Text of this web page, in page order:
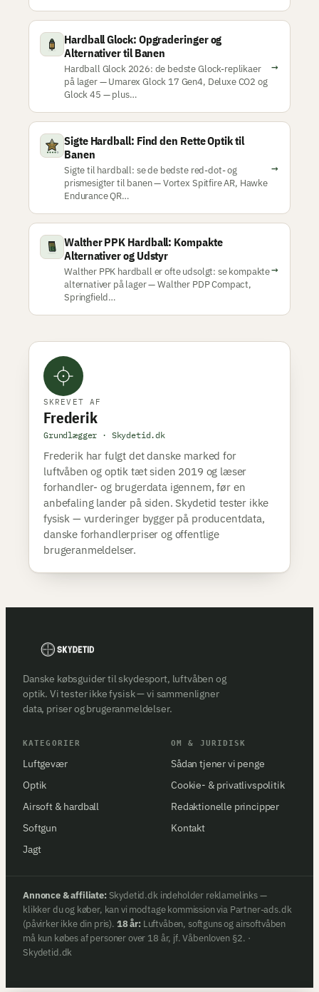
Hardball Glock: Opgraderinger og
Alternativer til Banen
Hardball Glock 2026: de bedste Glock-replikaer
på lager — Umarex Glock 17 Gen4, Deluxe CO2 og
Glock 45 — plus…
→
Sigte Hardball: Find den Rette Optik til
Banen
Sigte til hardball: se de bedste red-dot- og
prismesigter til banen — Vortex Spitfire AR, Hawke
Endurance QR…
→
Walther PPK Hardball: Kompakte
Alternativer og Udstyr
Walther PPK hardball er ofte udsolgt: se kompakte
alternativer på lager — Walther PDP Compact,
Springfield…
→
SKREVET AF
Frederik
Grundlægger · Skydetid.dk
Frederik har fulgt det danske marked for
luftvåben og optik tæt siden 2019 og læser
forhandler- og brugerdata igennem, før en
anbefaling lander på siden. Skydetid tester ikke
fysisk — vurderinger bygger på producentdata,
danske forhandlerpriser og offentlige
brugeranmeldelser.
Danske købsguider til skydesport, luftvåben og
optik. Vi tester ikke fysisk — vi sammenligner
data, priser og brugeranmeldelser.
KATEGORIER
Luftgevær
Optik
Airsoft & hardball
Softgun
Jagt
OM & JURIDISK
Sådan tjener vi penge
Cookie- & privatlivspolitik
Redaktionelle principper
Kontakt
Annonce & affiliate:Skydetid.dk indeholder reklamelinks —
klikker du og køber, kan vi modtage kommission via Partner-ads.dk
(påvirker ikke din pris). 18 år:Luftvåben, softguns og airsoftvåben
må kun købes af personer over 18 år, jf. Våbenloven §2. ·
Skydetid.dk